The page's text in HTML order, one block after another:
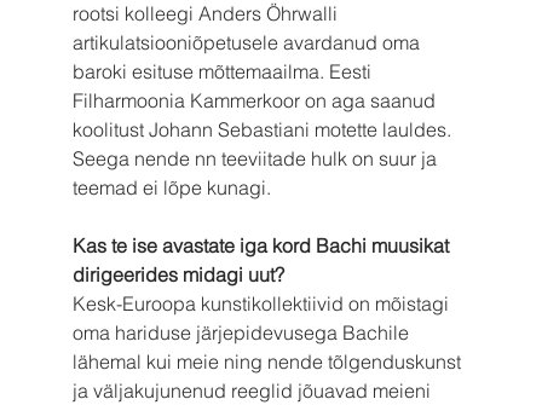
rootsi kolleegi Anders Öhrwalli
artikulatsiooniõpetusele avardanud oma
baroki esituse mõttemaailma. Eesti
Filharmoonia Kammerkoor on aga saanud
koolitust Johann Sebastiani motette lauldes.
Seega nende nn teeviitade hulk on suur ja
teemad ei lõpe kunagi.
Kas te ise avastate iga kord Bachi muusikat
dirigeerides midagi uut?
Kesk-Euroopa kunstikollektiivid on mõistagi
oma hariduse järjepidevusega Bachile
lähemal kui meie ning nende tõlgenduskunst
ja väljakujunenud reeglid jõuavad meieni